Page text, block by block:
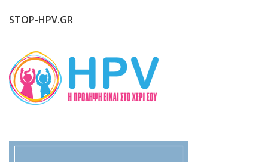
STOP-HPV.GR